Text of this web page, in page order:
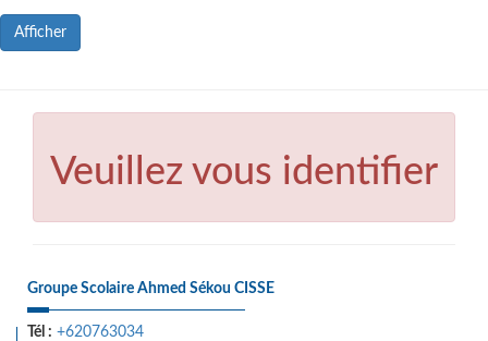
Afficher
Veuillez vous identifier
Groupe Scolaire Ahmed Sékou CISSE
Tél : +620763034